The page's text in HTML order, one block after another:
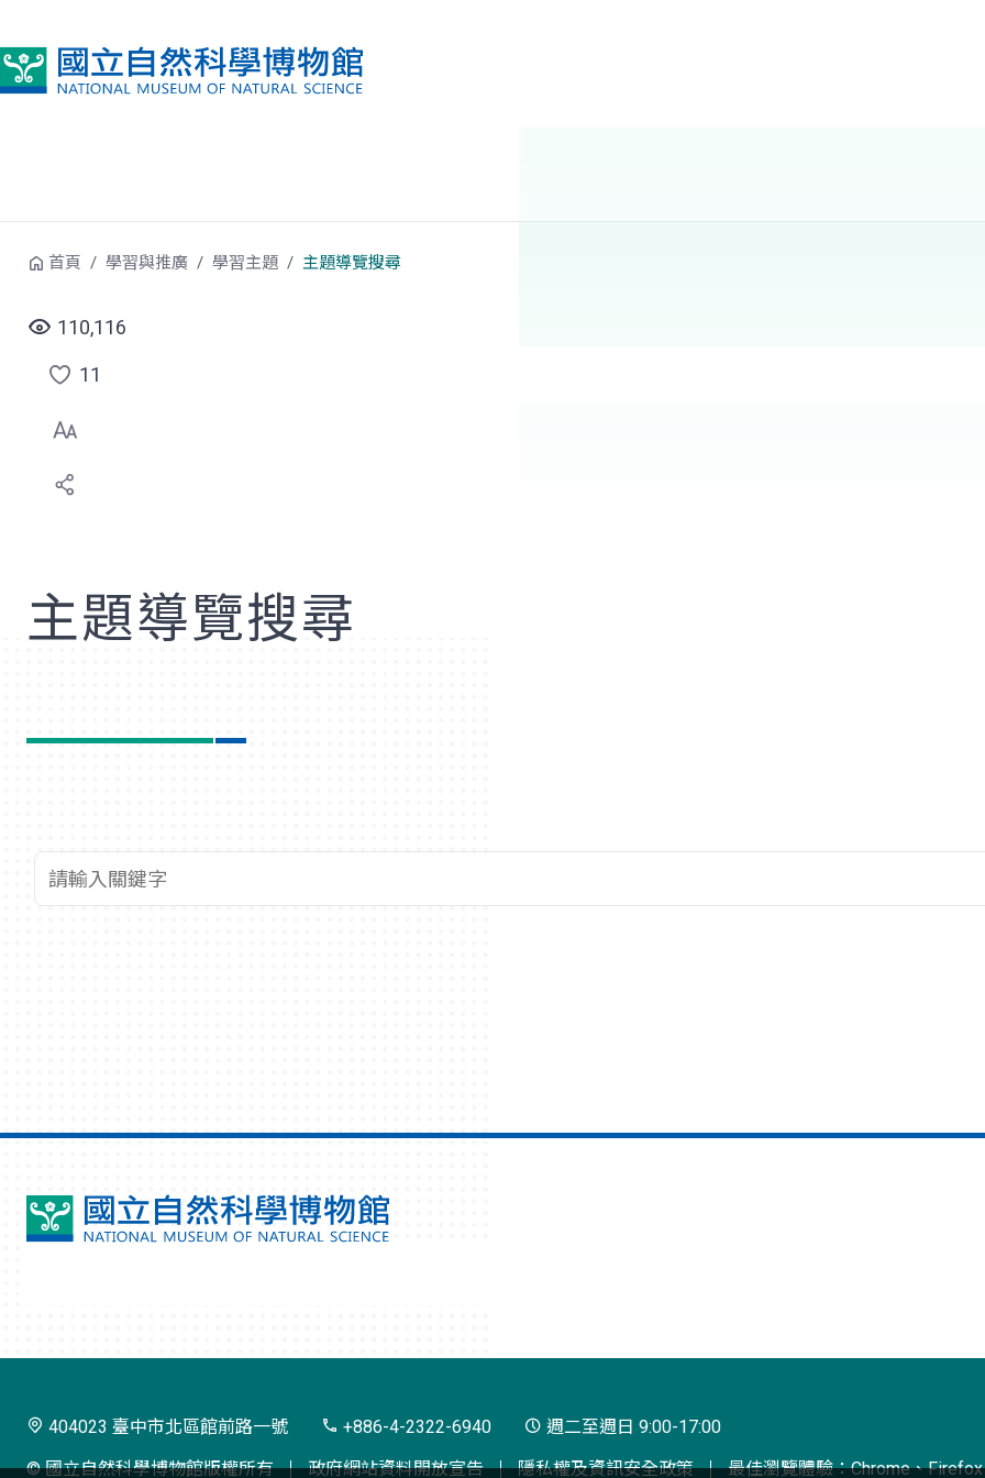
首頁 學習與推廣 學習主題 主題導覽搜尋
110,116
點
選
喜
11
主題導覽搜尋
查詢關鍵字
國
404023 臺中市北區館前路一號 +886-4-2322-6940
週二至週日 9:00-17:00
© 國立自然科學博物館版權所有
政府網站資料開放宣告 隱私權及資訊安全政策 最佳瀏覽體驗：Chrome、